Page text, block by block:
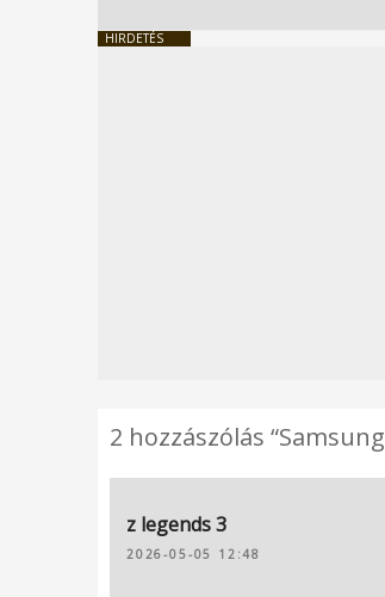
HIRDETÉS
2 hozzászólás
z legends 3
2026-05-05 12:48